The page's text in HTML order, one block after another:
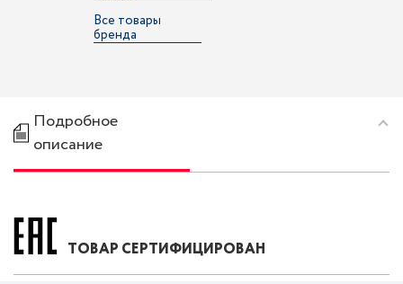
Все товары
бренда
Подробное
описание
ТОВАР СЕРТИФИЦИРОВАН